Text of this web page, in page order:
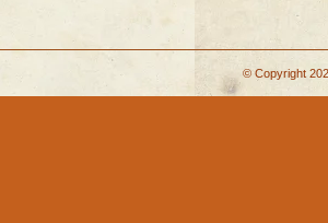
© Copyright